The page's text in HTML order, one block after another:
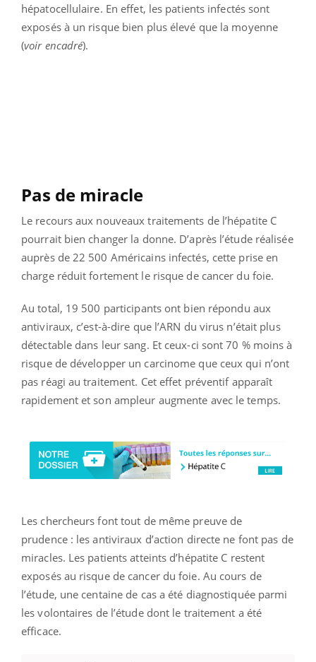
hépatocellulaire. En effet, les patients infectés sont
exposés à un risque bien plus élevé que la moyenne
(voir encadré).
Pas de miracle
Le recours aux nouveaux traitements de l’hépatite C
pourrait bien changer la donne. D’après l’étude réalisée
auprès de 22 500 Américains infectés, cette prise en
charge réduit fortement le risque de cancer du foie.
Au total, 19 500 participants ont bien répondu aux
antiviraux, c’est-à-dire que l’ARN du virus n’était plus
détectable dans leur sang. Et ceux-ci sont 70 % moins à
risque de développer un carcinome que ceux qui n’ont
pas réagi au traitement. Cet effet préventif apparaît
rapidement et son ampleur augmente avec le temps.
Les chercheurs font tout de même preuve de
prudence : les antiviraux d’action directe ne font pas de
miracles. Les patients atteints d’hépatite C restent
exposés au risque de cancer du foie. Au cours de
l’étude, une centaine de cas a été diagnostiquée parmi
les volontaires de l’étude dont le traitement a été
efficace.